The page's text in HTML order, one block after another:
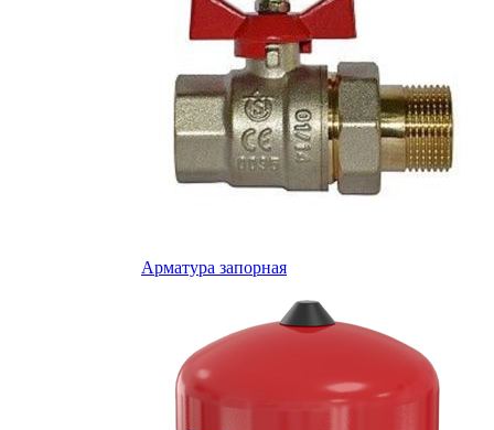
Арматура запорная